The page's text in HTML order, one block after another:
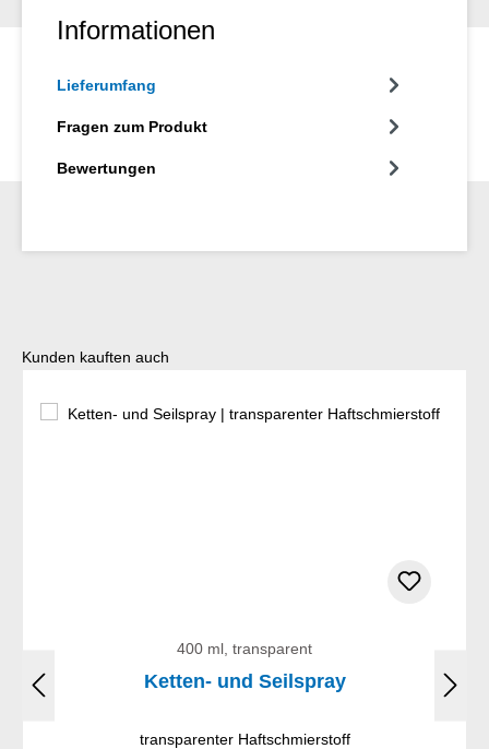
Informationen
Lieferumfang
Fragen zum Produkt
Bewertungen
Produktgalerie überspringen
Kunden kauften auch
400 ml, transparent
Ketten- und Seilspray
transparenter Haftschmierstoff